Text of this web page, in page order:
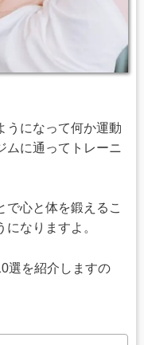
うになって何か運動
ムに通ってトレーニ
で心と体を鍛えるこ
なりますよ。
選を紹介しますの